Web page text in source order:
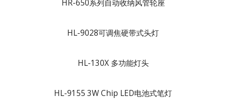
HR-650系列自动收纳风管轮座
HL-9028可调焦硬带式头灯
HL-130X 多功能灯头
HL-9155 3W Chip LED电池式笔灯